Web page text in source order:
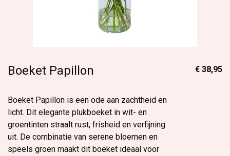
Boeket Papillon
Boeket Papillon is een ode aan zachtheid en
licht. Dit elegante plukboeket in wit- en
groentinten straalt rust, frisheid en verfijning
uit. De combinatie van serene bloemen en
speels groen maakt dit boeket ideaal voor
€ 38,95